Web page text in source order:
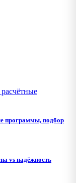
программы, подбор
vs надёжность